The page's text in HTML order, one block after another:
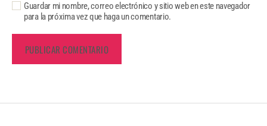
Guardar mi nombre, correo electrónico y sitio web en este navegador
para la próxima vez que haga un comentario.